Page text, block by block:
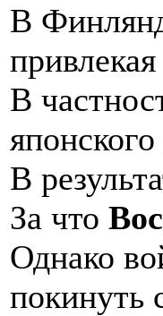
В
В
В
За что
Однако
покинуть